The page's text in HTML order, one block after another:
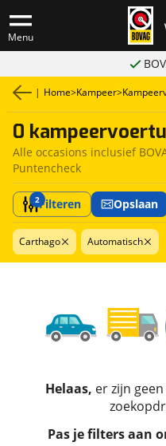
Menu
| Home>Kampeer>
0
Alle occasions inclusief
Puntencheck
2Filteren Opslaan
Carthago Automatisch
Helaas, er zijn
Pas je filters aan